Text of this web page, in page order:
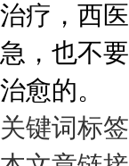
治疗，西
急，也不
治愈的。
关键词标